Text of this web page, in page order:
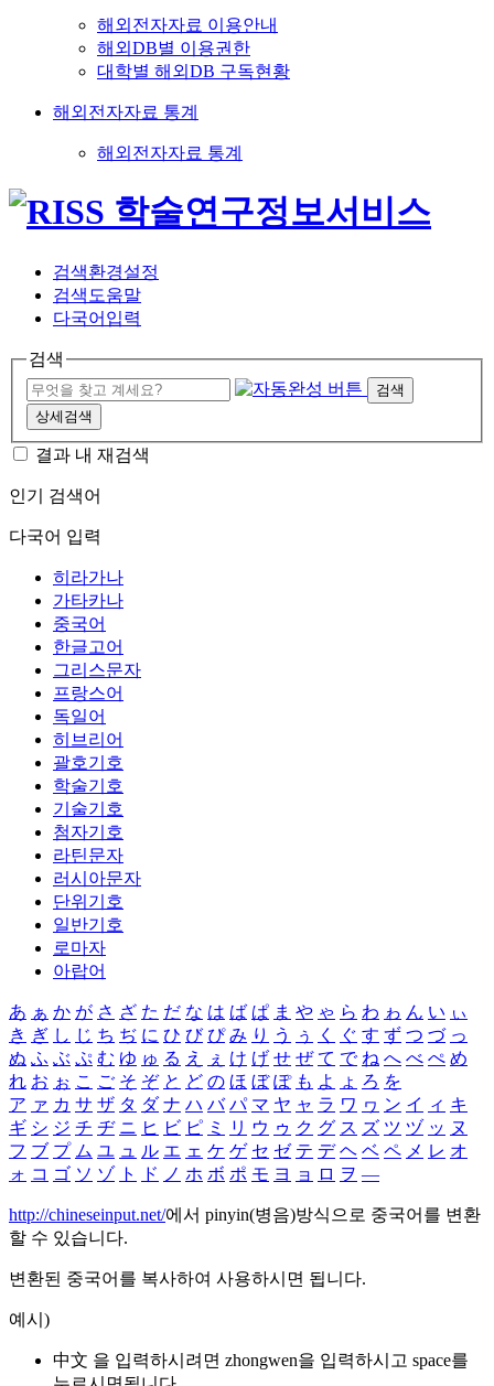
해외전자자료 이용안내
해외DB별 이용권한
대학별 해외DB 구독현황
해외전자자료 통계
해외전자자료 통계
검색환경설정
검색도움말
다국어입력
검색
검색
상세검색
결과 내 재검색
인기 검색어
다국어 입력
히라가나
가타카나
중국어
한글고어
그리스문자
프랑스어
독일어
히브리어
괄호기호
학술기호
기술기호
첨자기호
라틴문자
러시아문자
단위기호
일반기호
로마자
아랍어
あ ぁ か が さ ざ た だ な は ば ぱ ま や ゃ ら わ ゎ ん い ぃ
き ぎ し じ ち ぢ に ひ び ぴ み り う ぅ く ぐ す ず つ づ っ
ぬ ふ ぶ ぷ む ゆ ゅ る え ぇ け げ せ ぜ て で ね へ べ ぺ め
れ お ぉ こ ご そ ぞ と ど の ほ ぼ ぽ も よ ょ ろ を
ア ァ カ サ ザ タ ダ ナ ハ バ パ マ ヤ ャ ラ ワ ヮ ン イ ィ キ
ギ シ ジ チ ヂ ニ ヒ ビ ピ ミ リ ウ ゥ ク グ ス ズ ツ ヅ ッ ヌ
フ ブ プ ム ユ ュ ル エ ェ ケ ゲ セ ゼ テ デ ヘ ベ ペ メ レ オ
ォ コ ゴ ソ ゾ ト ド ノ ホ ボ ポ モ ヨ ョ ロ ヲ ―
http://chineseinput.net/에서 pinyin(병음)방식으로 중국어를 변환
할 수 있습니다.
변환된 중국어를 복사하여 사용하시면 됩니다.
예시)
中文 을 입력하시려면 zhongwen을 입력하시고 space를